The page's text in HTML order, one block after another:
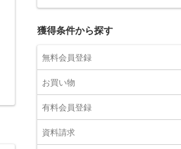
獲得条件から探す
無料会員登録
お買い物
有料会員登録
資料請求